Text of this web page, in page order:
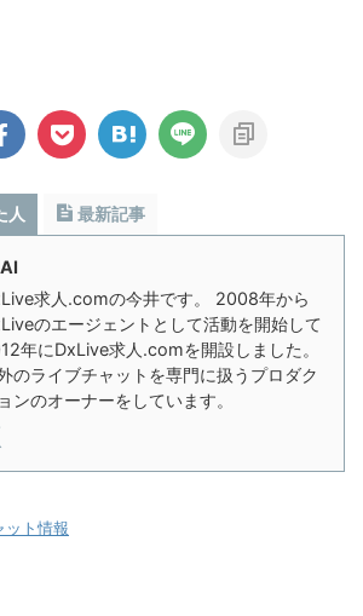
人 最新記事
求人.comの今井です。 2008年から
のエージェントとして活動を開始して
年にDxLive求人.comを開設しました。
のライブチャットを専門に扱うプロダク
ンのオーナーをしています。
ット情報